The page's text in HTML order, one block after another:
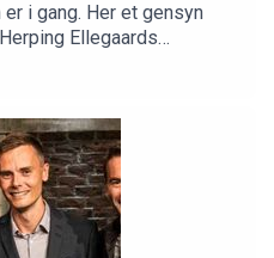
i gang. Her et gensyn
Ellegaards
Online.